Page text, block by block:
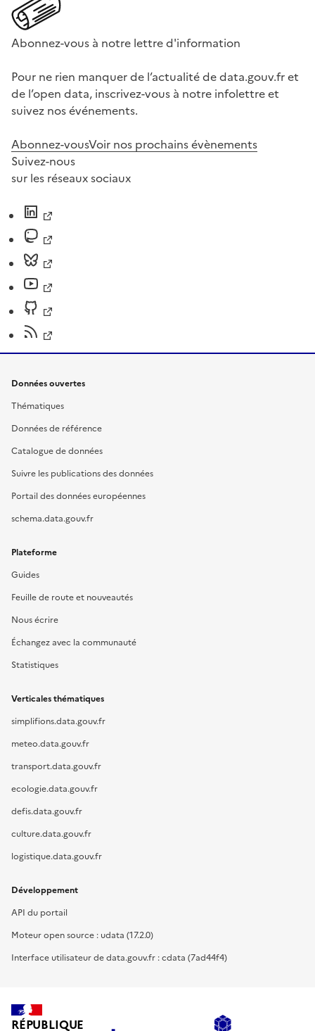
Abonnez-vous à notre lettre d'information
Pour ne rien manquer de l’actualité de data.gouv.fr et
de l’open data, inscrivez-vous à notre infolettre et
suivez nos événements.
Abonnez-vousVoir nos prochains évènements
Suivez-nous
sur les réseaux sociaux
Données ouvertes
Thématiques
Données de référence
Catalogue de données
Suivre les publications des données
Portail des données européennes
schema.data.gouv.fr
Plateforme
Guides
Feuille de route et nouveautés
Nous écrire
Échangez avec la communauté
Statistiques
Verticales thématiques
simplifions.data.gouv.fr
meteo.data.gouv.fr
transport.data.gouv.fr
ecologie.data.gouv.fr
defis.data.gouv.fr
culture.data.gouv.fr
logistique.data.gouv.fr
Développement
API du portail
Moteur open source : udata (17.2.0)
Interface utilisateur de data.gouv.fr : cdata (7ad44f4)
RÉPUBLIQUE